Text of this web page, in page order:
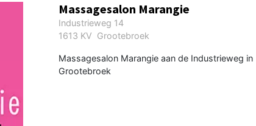
Massagesalon Marangie
Industrieweg 14
1613 KV Grootebroek
Massagesalon Marangie aan de Industrieweg in
Grootebroek